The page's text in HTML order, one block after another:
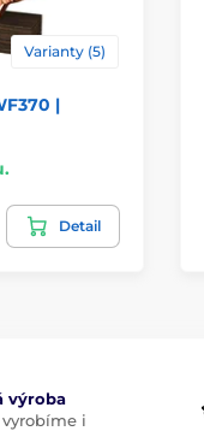
Varianty (5)
|
Detail
výroba
i